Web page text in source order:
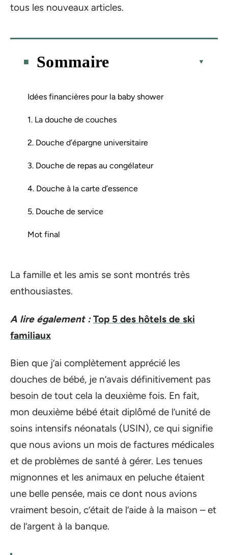
tous les nouveaux articles.
Sommaire
Idées financières pour la baby shower
1. La douche de couches
2. Douche d’épargne universitaire
3. Douche de repas au congélateur
4. Douche à la carte d’essence
5. Douche de service
Mot final
La famille et les amis se sont montrés très
enthousiastes.
A lire également : Top 5 des hôtels de ski
familiaux
Bien que j’ai complètement apprécié les
douches de bébé, je n’avais définitivement pas
besoin de tout cela la deuxième fois. En fait,
mon deuxième bébé était diplômé de l’unité de
soins intensifs néonatals (USIN), ce qui signifie
que nous avions un mois de factures médicales
et de problèmes de santé à gérer. Les tenues
mignonnes et les animaux en peluche étaient
une belle pensée, mais ce dont nous avions
vraiment besoin, c’était de l’aide à la maison – et
de l’argent à la banque.